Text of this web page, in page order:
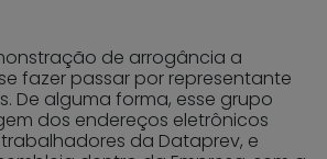
de arrogância a
fazer passar por representante
De alguma forma, esse grupo
dos endereços eletrônicos
da Dataprev, e